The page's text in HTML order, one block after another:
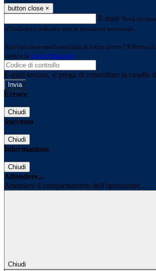
button close ×
E-mail Verrà
all'indirizzo indicato con le istruzioni necessarie.
Non hai una e-mail associata al nome utente? Effettua il
tramite la Login Spaggiari
E-mail inviata, si prega di controllare la casella
Errore
Chiudi
Successo
Chiudi
Informazione
Chiudi
Attendere...
Attendere il completamento dell'operazione...
Chiudi